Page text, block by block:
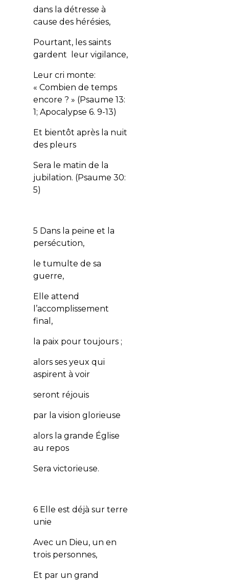
dans la détresse à
cause des hérésies,
Pourtant, les saints
gardent leur vigilance,
Leur cri monte:
« Combien de temps
encore ? » (Psaume 13:
1; Apocalypse 6. 9-13)
Et bientôt après la nuit
des pleurs
Sera le matin de la
jubilation. (Psaume 30:
5)
5 Dans la peine et la
persécution,
le tumulte de sa
guerre,
Elle attend
l’accomplissement
final,
la paix pour toujours ;
alors ses yeux qui
aspirent à voir
seront réjouis
par la vision glorieuse
alors la grande Église
au repos
Sera victorieuse.
6 Elle est déjà sur terre
unie
Avec un Dieu, un en
trois personnes,
Et par un grand